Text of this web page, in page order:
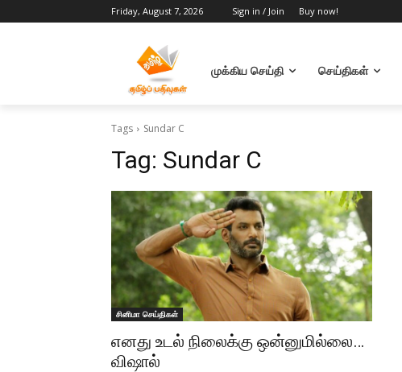
Friday, August 7, 2026 Sign in / Join Buy now!
முக்கிய செய்தி செய்திகள்
Tags Sundar C
Tag: Sundar C
சினிமா செய்திகள்
எனது உடல் நிலைக்கு ஒன்னுமில்லை…
விஷால்